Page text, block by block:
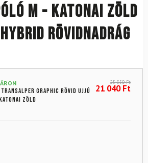
M - Katonai zöld
rövidnadrág
Transalper Graphic rövid ujjú
zöld
25 350Ft
21 040Ft